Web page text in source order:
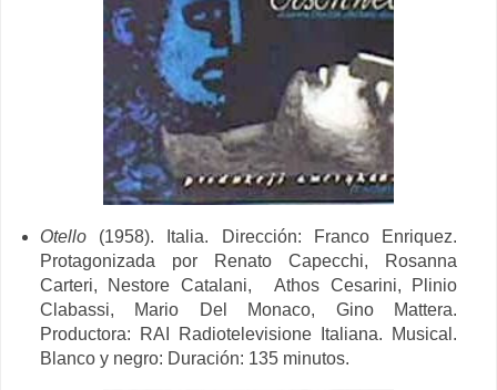
Otello(1958). Italia. Dirección:
Franco Enriquez.
Protagonizada porRenato Capecchi, Rosanna
Carteri, Nestore Catalani,
Athos Cesarini, Plinio
Clabassi, Mario Del Monaco, Gino Mattera.
Productora:
RAI Radiotelevisione Italiana. Musical.
Blanco y negro: Duración: 135 minutos.